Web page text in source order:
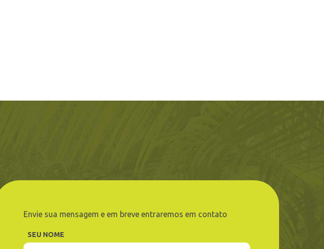
Envie sua mensagem e em breve entraremos em contato
SEU NOME